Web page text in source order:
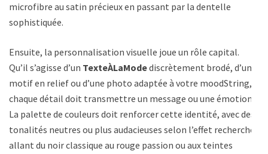
microfibre au satin précieux en passant par la dentelle
sophistiquée.
Ensuite, la personnalisation visuelle joue un rôle capital.
Qu’il s’agisse d’un TexteÀLaModediscrètement brodé, d’un
motif en relief ou d’une photo adaptée à votre moodString,
chaque détail doit transmettre un message ou une émotion.
La palette de couleurs doit renforcer cette identité, avec des
tonalités neutres ou plus audacieuses selon l’effet recherché,
allant du noir classique au rouge passion ou aux teintes